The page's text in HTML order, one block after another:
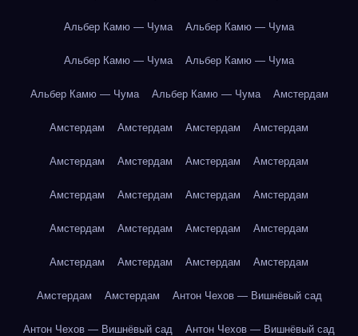
Альбер Камю — Чума Альбер Камю — Чума
Альбер Камю — Чума Альбер Камю — Чума
Альбер Камю — Чума Альбер Камю — Чума Амстердам
Амстердам Амстердам Амстердам Амстердам
Амстердам Амстердам Амстердам Амстердам
Амстердам Амстердам Амстердам Амстердам
Амстердам Амстердам Амстердам Амстердам
Амстердам Амстердам Амстердам Амстердам
Амстердам Амстердам Антон Чехов — Вишнёвый сад
Антон Чехов — Вишнёвый сад Антон Чехов — Вишнёвый сад